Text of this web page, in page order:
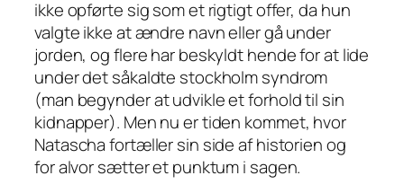
ikke opførte sig som et rigtigt offer, da hun
valgte ikke at ændre navn eller gå under
jorden, og flere har beskyldt hende for at lide
under det såkaldte stockholm syndrom
(man begynder at udvikle et forhold til sin
kidnapper). Men nu er tiden kommet, hvor
Natascha fortæller sin side af historien og
for alvor sætter et punktum i sagen.